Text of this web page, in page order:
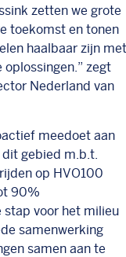
zetten we grote
toekomst en tonen
haalbaar zijn met
zegt
Nederland van
meedoet aan
dit gebied m.b.t.
op HVO100
90%
stap voor het milieu
samenwerking
samen aan te